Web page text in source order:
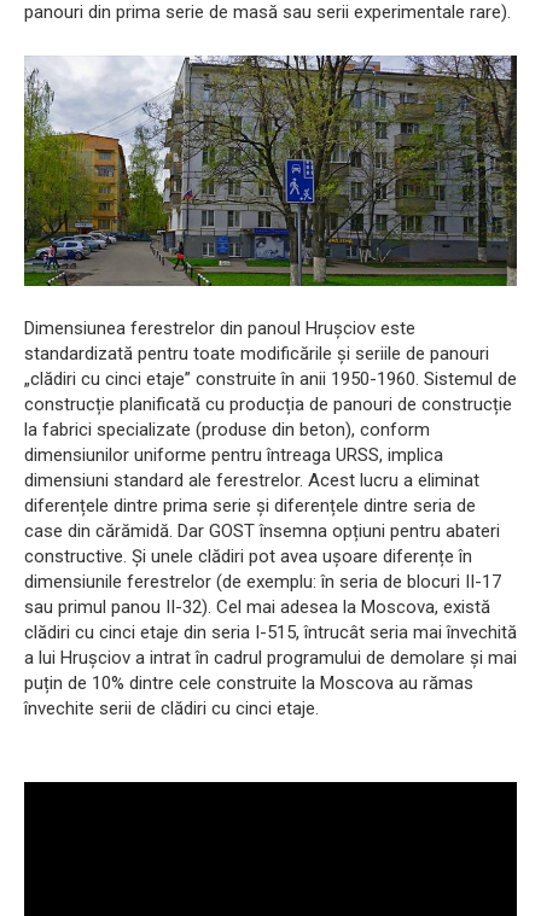
panouri din prima serie de masă sau serii experimentale rare).
Dimensiunea ferestrelor din panoul Hrușciov este
standardizată pentru toate modificările și seriile de panouri
„clădiri cu cinci etaje” construite în anii 1950-1960. Sistemul de
construcție planificată cu producția de panouri de construcție
la fabrici specializate (produse din beton), conform
dimensiunilor uniforme pentru întreaga URSS, implica
dimensiuni standard ale ferestrelor. Acest lucru a eliminat
diferențele dintre prima serie și diferențele dintre seria de
case din cărămidă. Dar GOST însemna opțiuni pentru abateri
constructive. Și unele clădiri pot avea ușoare diferențe în
dimensiunile ferestrelor (de exemplu: în seria de blocuri II-17
sau primul panou II-32). Cel mai adesea la Moscova, există
clădiri cu cinci etaje din seria I-515, întrucât seria mai învechită
a lui Hrușciov a intrat în cadrul programului de demolare și mai
puțin de 10% dintre cele construite la Moscova au rămas
învechite serii de clădiri cu cinci etaje.